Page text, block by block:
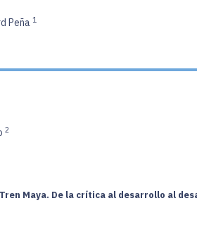
Peña 1
2
Maya. De la crítica al desarrollo al